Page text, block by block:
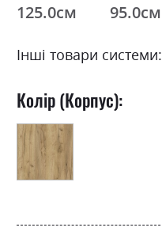
125.0см 95.0см
Інші товари системи:
Колір (Корпус):